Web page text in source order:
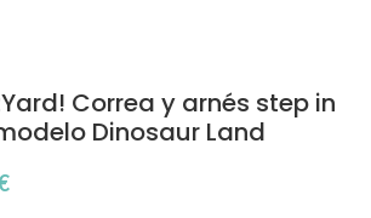
Correa y arnés step in
Dinosaur Land